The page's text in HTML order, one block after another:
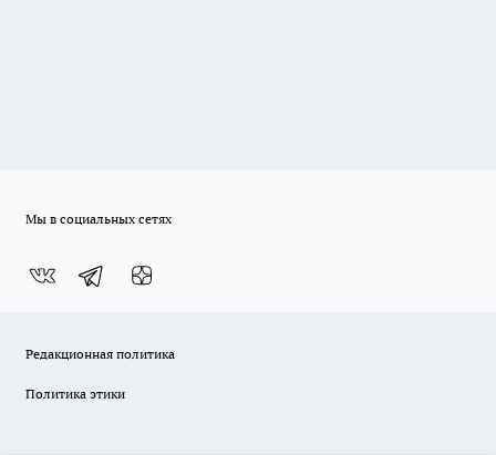
Мы в социальных сетях
Редакционная политика
Политика этики